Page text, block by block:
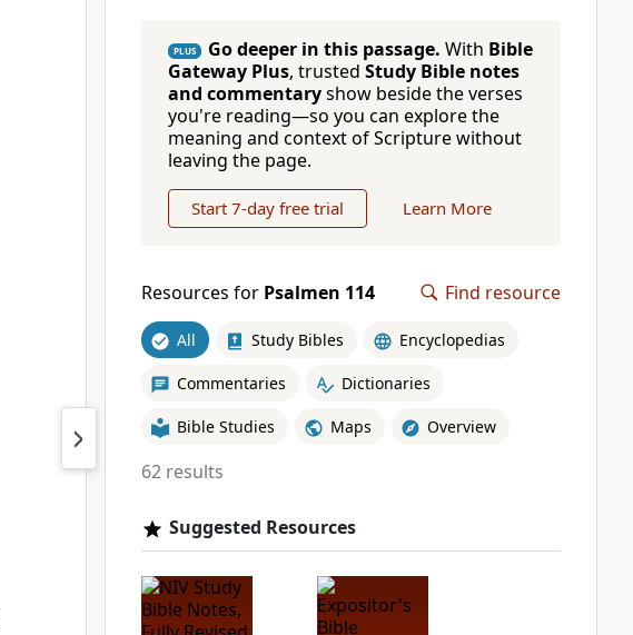
PLUS Go deeper in this passage. With Bible
Gateway Plus, trusted Study Bible notes
and commentaryshow beside the verses
you're reading—so you can explore the
meaning and context of Scripture without
leaving the page.
Start 7-day free trial Learn More
Resources for Psalmen 114 Find resource
All Study Bibles Encyclopedias
Commentaries Dictionaries
Bible Studies Maps Overview
62 results
Suggested Resources